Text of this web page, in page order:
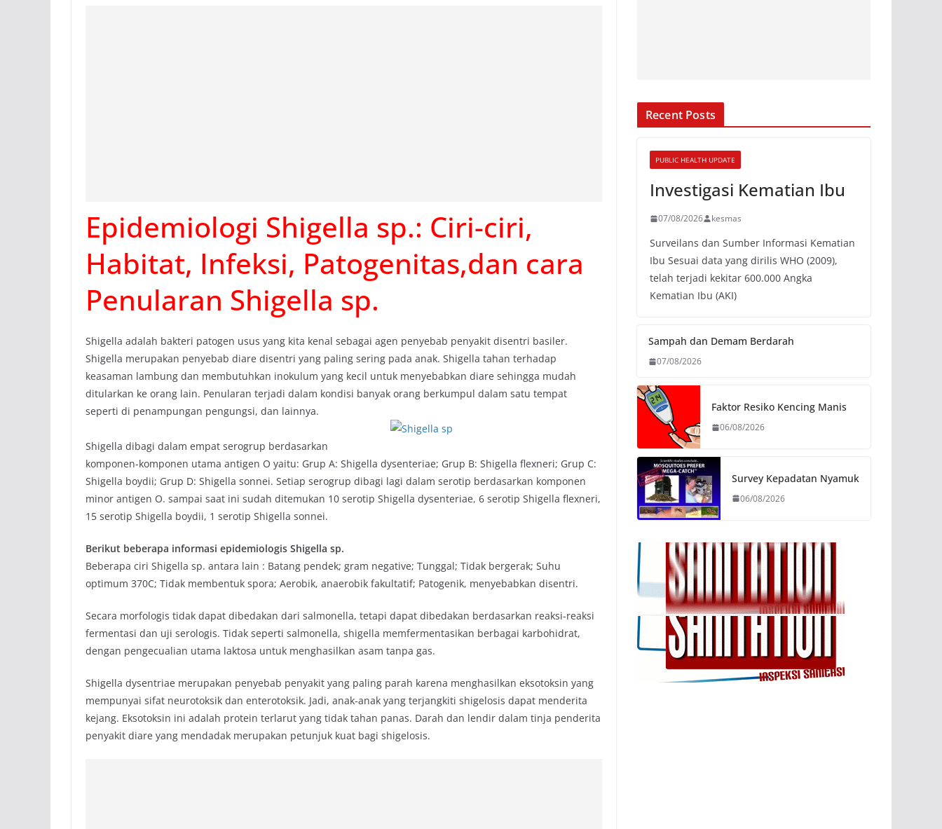
Epidemiologi Shigella sp.: Ciri-ciri,
Habitat, Infeksi, Patogenitas,dan cara
Penularan Shigella sp.
Shigella adalah bakteri patogen usus yang kita kenal sebagai agen penyebab penyakit disentri basiler.
Shigella merupakan penyebab diare disentri yang paling sering pada anak. Shigella tahan terhadap
keasaman lambung dan membutuhkan inokulum yang kecil untuk menyebabkan diare sehingga mudah
ditularkan ke orang lain. Penularan terjadi dalam kondisi banyak orang berkumpul dalam satu tempat
seperti di penampungan pengungsi, dan lainnya.
Shigella dibagi dalam empat serogrup berdasarkan
komponen-komponen utama antigen O yaitu: Grup A: Shigella dysenteriae; Grup B: Shigella flexneri; Grup C:
Shigella boydii; Grup D: Shigella sonnei. Setiap serogrup dibagi lagi dalam serotip berdasarkan komponen
minor antigen O. sampai saat ini sudah ditemukan 10 serotip Shigella dysenteriae, 6 serotip Shigella flexneri,
15 serotip Shigella boydii, 1 serotip Shigella sonnei.
Berikut beberapa informasi epidemiologis Shigella sp.
Beberapa ciri Shigella sp. antara lain : Batang pendek; gram negative; Tunggal; Tidak bergerak; Suhu
optimum 370C; Tidak membentuk spora; Aerobik, anaerobik fakultatif; Patogenik, menyebabkan disentri.
Secara morfologis tidak dapat dibedakan dari salmonella, tetapi dapat dibedakan berdasarkan reaksi-reaksi
fermentasi dan uji serologis. Tidak seperti salmonella, shigella memfermentasikan berbagai karbohidrat,
dengan pengecualian utama laktosa untuk menghasilkan asam tanpa gas.
Shigella dysentriae merupakan penyebab penyakit yang paling parah karena menghasilkan eksotoksin yang
mempunyai sifat neurotoksik dan enterotoksik. Jadi, anak-anak yang terjangkiti shigelosis dapat menderita
kejang. Eksotoksin ini adalah protein terlarut yang tidak tahan panas. Darah dan lendir dalam tinja penderita
penyakit diare yang mendadak merupakan petunjuk kuat bagi shigelosis.
Recent Posts
PUBLIC HEALTH UPDATE
Investigasi Kematian Ibu
07/08/2026 kesmas
Surveilans dan Sumber Informasi Kematian
Ibu Sesuai data yang dirilis WHO (2009),
telah terjadi kekitar 600.000 Angka
Kematian Ibu (AKI)
Sampah dan Demam Berdarah
07/08/2026
Faktor Resiko Kencing Manis
06/08/2026
Survey Kepadatan Nyamuk
06/08/2026